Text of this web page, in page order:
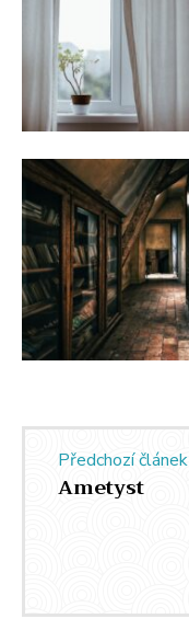
Předchozí článek
Ametyst